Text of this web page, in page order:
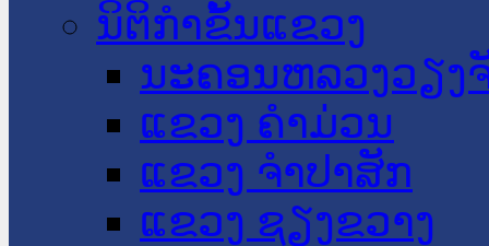
ນິຕິກໍາຂັ້ນແຂວງ
ນະ​ຄອນ​ຫລວງວຽງ
ແຂວງ ຄໍາມ່ວນ
ແຂວງ ຈໍາປາສັກ
ແຂວງ ຊຽງຂວາງ